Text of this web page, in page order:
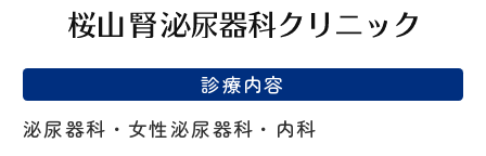
診療内容
泌尿器科・女性泌尿器科・内科